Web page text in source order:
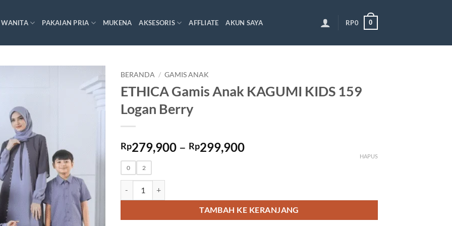
PAKAIAN PRIA MUKENA AKSESORIS AFFLIATE AKUN SAYA RP0 0
BERANDA / GAMIS ANAK
ETHICA Gamis Anak KAGUMI KIDS 159
Logan Berry
Rp279,900 – Rp299,900Rentang
0 2
HAPUS
TAMBAH KE KERANJANG